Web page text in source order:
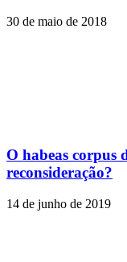
30 de maio de 2018
O habeas corpus
reconsideração?
14 de junho de 2019